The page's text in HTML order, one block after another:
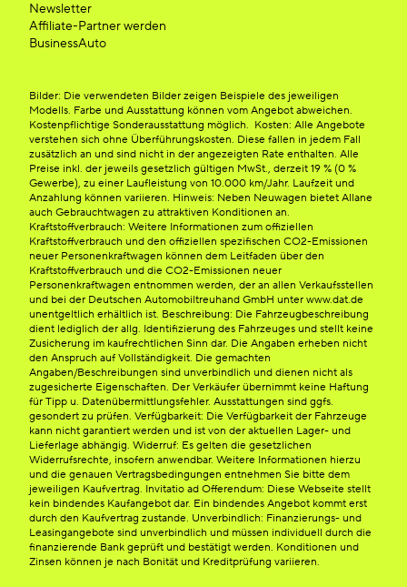
Newsletter
Affiliate-Partner werden
BusinessAuto
Bilder: Die verwendeten Bilder zeigen Beispiele des jeweiligen
Modells. Farbe und Ausstattung können vom Angebot abweichen.
Kostenpflichtige Sonderausstattung möglich. Kosten: Alle Angebote
verstehen sich ohne Überführungskosten. Diese fallen in jedem Fall
zusätzlich an und sind nicht in der angezeigten Rate enthalten. Alle
Preise inkl. der jeweils gesetzlich gültigen MwSt., derzeit 19 % (0 %
Gewerbe), zu einer Laufleistung von 10.000 km/Jahr. Laufzeit und
Anzahlung können variieren. Hinweis: Neben Neuwagen bietet Allane
auch Gebrauchtwagen zu attraktiven Konditionen an.
Kraftstoffverbrauch: Weitere Informationen zum offiziellen
Kraftstoffverbrauch und den offiziellen spezifischen CO2-Emissionen
neuer Personenkraftwagen können dem Leitfaden über den
Kraftstoffverbrauch und die CO2-Emissionen neuer
Personenkraftwagen entnommen werden, der an allen Verkaufsstellen
und bei der Deutschen Automobiltreuhand GmbH unter www.dat.de
unentgeltlich erhältlich ist. Beschreibung: Die Fahrzeugbeschreibung
dient lediglich der allg. Identifizierung des Fahrzeuges und stellt keine
Zusicherung im kaufrechtlichen Sinn dar. Die Angaben erheben nicht
den Anspruch auf Vollständigkeit. Die gemachten
Angaben/Beschreibungen sind unverbindlich und dienen nicht als
zugesicherte Eigenschaften. Der Verkäufer übernimmt keine Haftung
für Tipp u. Datenübermittlungsfehler. Ausstattungen sind ggfs.
gesondert zu prüfen. Verfügbarkeit: Die Verfügbarkeit der Fahrzeuge
kann nicht garantiert werden und ist von der aktuellen Lager- und
Lieferlage abhängig. Widerruf: Es gelten die gesetzlichen
Widerrufsrechte, insofern anwendbar. Weitere Informationen hierzu
und die genauen Vertragsbedingungen entnehmen Sie bitte dem
jeweiligen Kaufvertrag. Invitatio ad Offerendum: Diese Webseite stellt
kein bindendes Kaufangebot dar. Ein bindendes Angebot kommt erst
durch den Kaufvertrag zustande. Unverbindlich: Finanzierungs- und
Leasingangebote sind unverbindlich und müssen individuell durch die
finanzierende Bank geprüft und bestätigt werden. Konditionen und
Zinsen können je nach Bonität und Kreditprüfung variieren.